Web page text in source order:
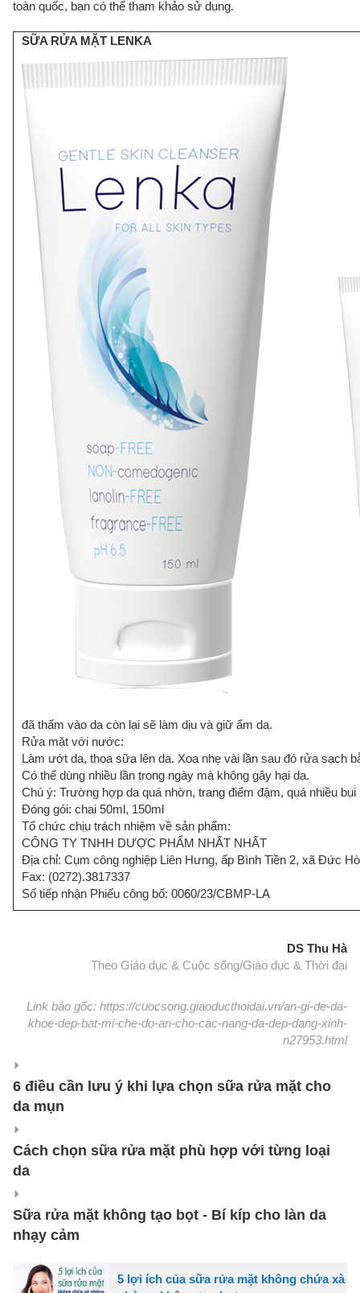
toàn quốc, bạn có thể tham khảo sử dụng.
SỮA RỬA MẶT LENKA
đã thấm vào da còn lại sẽ làm dịu và giữ ẩm da.
Rửa mặt với nước:
Làm ướt da, thoa sữa lên da. Xoa nhẹ vài lần sau đó rửa sạch
Có thể dùng nhiều lần trong ngày mà không gây hại da.
Chú ý: Trường hợp da quá nhờn, trang điểm đậm, quá nhiều
Đóng gói: chai 50ml, 150ml
Tổ chức chịu trách nhiệm về sản phẩm:
CÔNG TY TNHH DƯỢC PHẨM NHẤT NHẤT
Địa chỉ: Cụm công nghiệp Liên Hưng, ấp Bình Tiền 2, xã Đức
Fax: (0272).3817337
Số tiếp nhận Phiếu công bố: 0060/23/CBMP-LA
DS Thu Hà
Theo Giáo dục & Cuộc sống/Giáo dục & Thời đại
Link báo gốc: https://cuocsong.giaoducthoidai.vn/an-gi-de-da-
khoe-dep-bat-mi-che-do-an-cho-cac-nang-da-dep-dang-xinh-
n27953.html
6 điều cần lưu ý khi lựa chọn sữa rửa mặt cho
da mụn
Cách chọn sữa rửa mặt phù hợp với từng loại
da
Sữa rửa mặt không tạo bọt - Bí kíp cho làn da
nhạy cảm
5 lợi ích của sữa rửa mặt không chứa xà